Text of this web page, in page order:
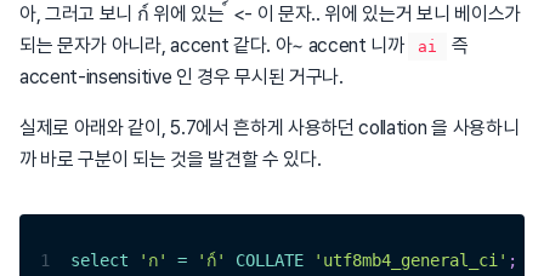
아, 그러고 보니 ก์ 위에 있는 ์ <- 이 문자.. 위에 있는거 보니 베이스가
되는 문자가 아니라, accent 같다. 아~ accent 니까
ai
즉
accent-insensitive 인 경우 무시된 거구나.
실제로 아래와 같이, 5.7에서 흔하게 사용하던 collation 을 사용하니
까 바로 구분이 되는 것을 발견할 수 있다.
1 select 'ก' = 'ก์' COLLATE 'utf8mb4_general_ci' ;